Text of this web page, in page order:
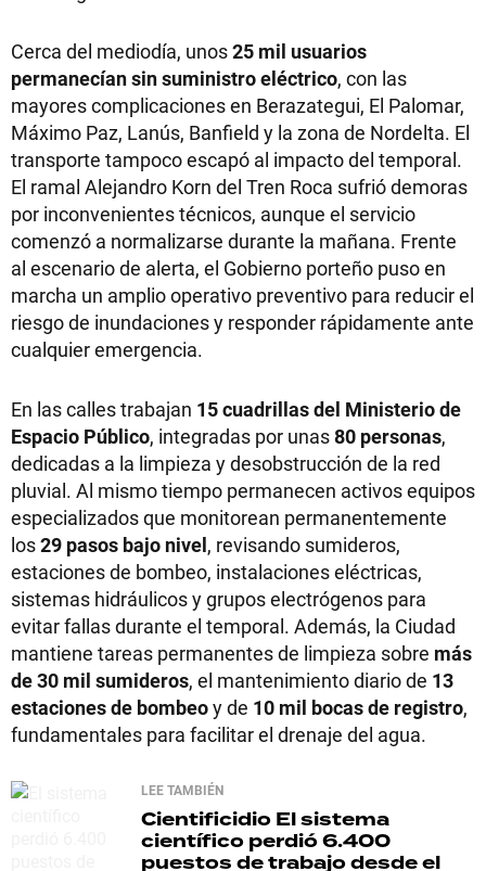
Cerca del mediodía, unos25 mil usuarios
permanecían sin suministro eléctrico, con las
mayores complicaciones en Berazategui, El Palomar,
Máximo Paz, Lanús, Banfield y la zona de Nordelta. El
transporte tampoco escapó al impacto del temporal.
El ramal Alejandro Korn del Tren Roca sufrió demoras
por inconvenientes técnicos, aunque el servicio
comenzó a normalizarse durante la mañana. Frente
al escenario de alerta, el Gobierno porteño puso en
marcha un amplio operativo preventivo para reducir el
riesgo de inundaciones y responder rápidamente ante
cualquier emergencia.
En las calles trabajan 15 cuadrillas del Ministerio de
Espacio Público, integradas por unas80 personas,
dedicadas a la limpieza y desobstrucción de la red
pluvial. Al mismo tiempo permanecen activos equipos
especializados que monitorean permanentemente
los29 pasos bajo nivel, revisando sumideros,
estaciones de bombeo, instalaciones eléctricas,
sistemas hidráulicos y grupos electrógenos para
evitar fallas durante el temporal. Además, la Ciudad
mantiene tareas permanentes de limpieza sobre más
de 30 mil sumideros, el mantenimiento diario de 13
estaciones de bombeoy de 10 mil bocas de registro,
fundamentales para facilitar el drenaje del agua.
LEE TAMBIÉN
Cientificidio El sistema
científico perdió 6.400
puestos de trabajo desde el